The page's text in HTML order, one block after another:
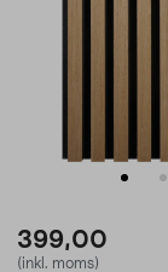
399,00
(inkl. moms)